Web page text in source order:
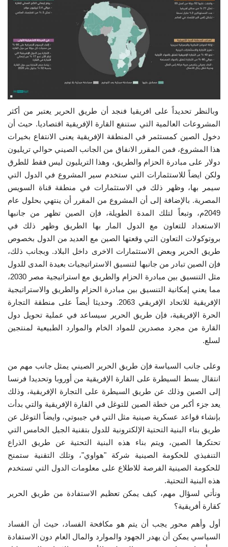
وبالنظر تحديداً على افريقيا فنجد أن طريق الحرير يعتبر من أكثر
المشروعات العالمية التي ستنفع القارة الإفريقية اقتصاديا. حيث أن
دخول الصين كمستثمر في المنطقة الإفريقية يعنى الانتفاع بخيرات
هذا المشروع، فمن المقرر الانفاق من الجانب الصيني حوالي تريليون
دولار على مبادرة الحزام والطريق، وهذا التريليون ليس فقط للطرق
ولكن ايضاً للاستثمارات التي ستخدم سير المشروع في الدول التي
سيمر بها، وظهر ذلك في الاستثمارات في منطقة قناة السويس
المصرية. بالإضافة إلى أن المشروع من المقرر أن ينتهي بحلول عام
2049م، وتبعاً لتلك المدة الطويلة، فإن الصين تظهر من جانبها
الاستعداد للتعاون مع الدول المار بها الطريق وظهر ذلك في
بروتوكولات التعاون التي وقعتها الصين مع العديد من الدول بخصوص
طريق الحرير وبعض الاستثمارات الاخرى داخل البلاد. وبجانب ذلك،
فإن الصين تبادر من جانبها لتنسيق الاستراتيجيات بعيدة المدى للدول
مثل التنسيق بين مبادرة الحزام والطريق مع استراتيجية مصر 2030،
مما يعني إمكانية التنسيق بين مبادرة الحزام والطريق والاستراتيجية
الإفريقية للاتحاد الإفريقي 2063. وحديثا أيضاً على منطقة التجارة
الحرة الإفريقية، فإن طريق الحرير سيساعد في عملية تحويل دول
القارة من مجرد مصدرين للمواد الخام والموارد الطبيعية لمنتجين
لسلع.
وعلى جانب السياسة فإن طريق الحرير الصيني يمثل جانب مهم من
انتقال بسط السيطرة على القارة الإفريقية من أوروبا وتحديدا فرنسا
إلى الصين وذلك عن طريق السيطرة على التجارة الإفريقية، وذلك
يعد جزء أكبر من خطة الصين للتوغل في القارة الإفريقية والتي بدأت
بإنشاء قواعد عسكرية صينية مثل التي في جيبوتي، وايضاً التوغل عن
طريق بناء البنية التحتية الإلكترونية للدول بتقنية الجيل الخامس التي
تحتكرها الصين، ويتم بناء هذه البنية التحتية عن طريق الذراع
التنفيذي للحكومة الصينية شركة "هواوي"، وتلك التقنية ستمنح
للحكومة الصينية الفرصة للاطلاع على معلومات الدول التي تستخدم
هذه البنية التحتية.
ونأتي لسؤال مهم، كيف يمكن تعظيم الاستفادة من طريق الحرير
كقارة أفريقية؟
أول وأهم محور يجب أن يتم هو مكافحة الفساد، حيث أن الفساد
السياسي يمكن أن يهدر الجهود والموارد والمال العام دون الاستفادة